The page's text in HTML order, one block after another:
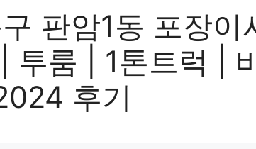
판암1동 포장이
투룸 | 1톤트럭 |
후기